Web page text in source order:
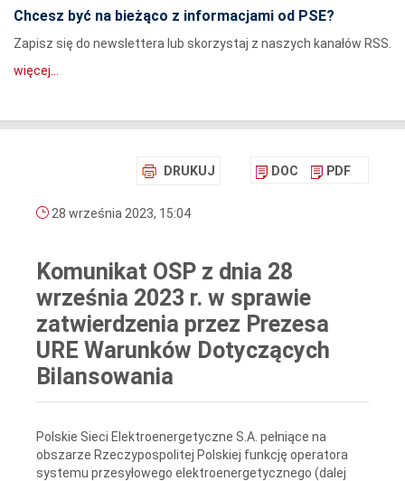
Chcesz być na bieżąco z informacjami od PSE?
Zapisz się do newslettera lub skorzystaj z naszych kanałów RSS.
więcej...
DRUKUJ DOC PDF
28 września 2023, 15:04
Komunikat OSP z dnia 28
września 2023 r. w sprawie
zatwierdzenia przez Prezesa
URE Warunków Dotyczących
Bilansowania
Polskie Sieci Elektroenergetyczne S.A. pełniące na
obszarze Rzeczypospolitej Polskiej funkcję operatora
systemu przesyłowego elektroenergetycznego (dalej